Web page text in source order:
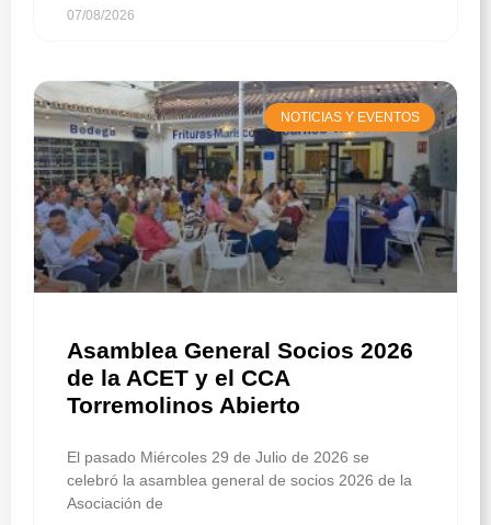
07/08/2026
NOTICIAS Y EVENTOS
Asamblea General Socios 2026
de la ACET y el CCA
Torremolinos Abierto
El pasado Miércoles 29 de Julio de 2026 se
celebró la asamblea general de socios 2026 de la
Asociación de